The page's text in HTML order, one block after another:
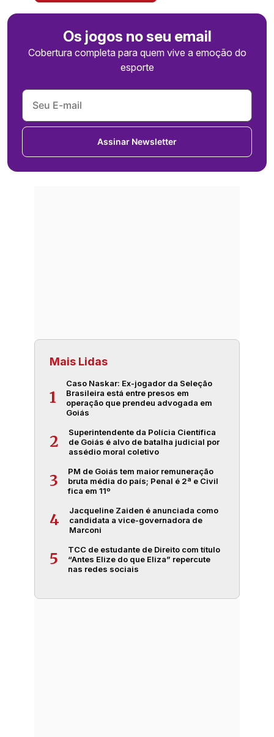
Os jogos no seu email
Cobertura completa para quem vive a emoção do
esporte
Assinar Newsletter
Mais Lidas
1
Caso Naskar: Ex-jogador da Seleção
Brasileira está entre presos em
operação que prendeu advogada em
Goiás
2
Superintendente da Polícia Científica
de Goiás é alvo de batalha judicial por
assédio moral coletivo
3
PM de Goiás tem maior remuneração
bruta média do país; Penal é 2ª e Civil
fica em 11º
4
Jacqueline Zaiden é anunciada como
candidata a vice-governadora de
Marconi
5
TCC de estudante de Direito com título
“Antes Elize do que Eliza” repercute
nas redes sociais